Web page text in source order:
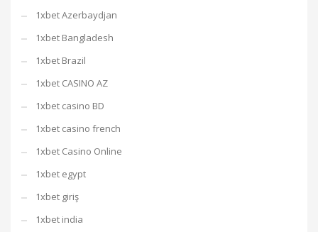
1xbet Azerbaydjan
1xbet Bangladesh
1xbet Brazil
1xbet CASINO AZ
1xbet casino BD
1xbet casino french
1xbet Casino Online
1xbet egypt
1xbet giriş
1xbet india